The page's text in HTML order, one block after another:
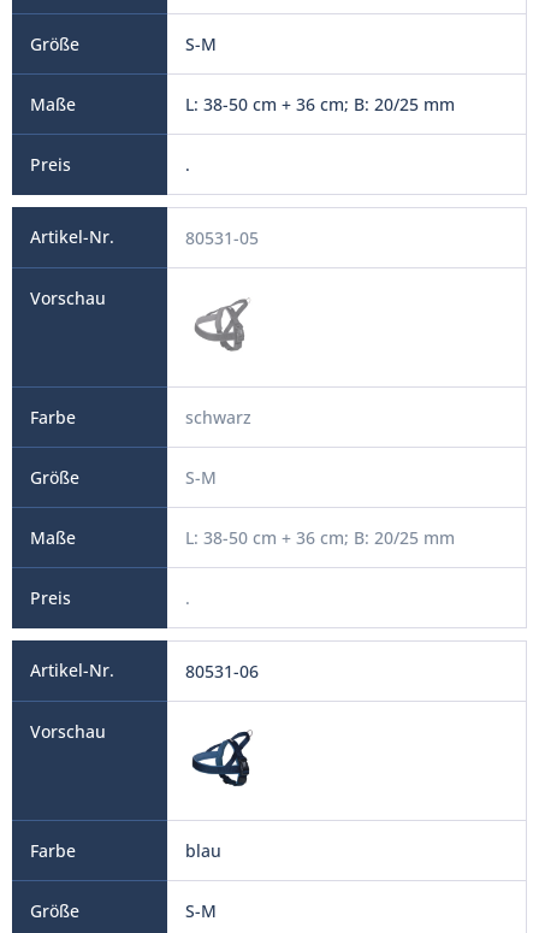
S-M
L: 38-50 cm + 36 cm; B: 20/25 mm
.
80531-05
schwarz
S-M
L: 38-50 cm + 36 cm; B: 20/25 mm
.
80531-06
blau
S-M